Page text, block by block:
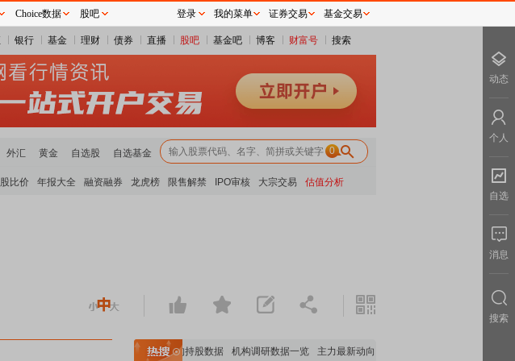
银行 基金 理财 债券 直播 股吧 基金吧 博客 财富号 搜索
外汇 黄金 自选股 自选基金 0
比价 年报大全 融资融券 龙虎榜 限售解禁 IPO审核 大宗交易 估值分析
重要机构持股数据 机构调研数据一览 主力最新动向 上市公司限售股解禁一览
Choice数据 股吧 登录 我的菜单 证券交易 基金交易
动态
个人
自选
消息
搜索